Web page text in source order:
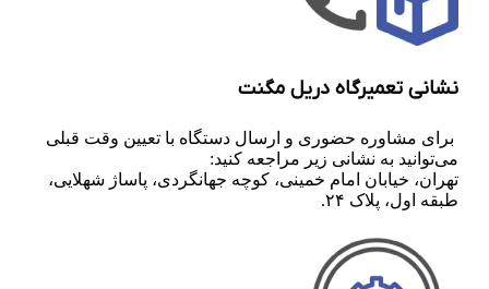
نشانی تعمیرگاه دریل مگنت
برای مشاوره حضوری و ارسال دستگاه با تعیین وقت قبلی
می‌توانید به نشانی زیر مراجعه کنید:
تهران، خیابان امام خمینی، کوچه جهانگردی، پاساژ شهلایی،
طبقه اول، پلاک ۲۴.